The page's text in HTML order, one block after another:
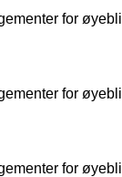
for
for
for